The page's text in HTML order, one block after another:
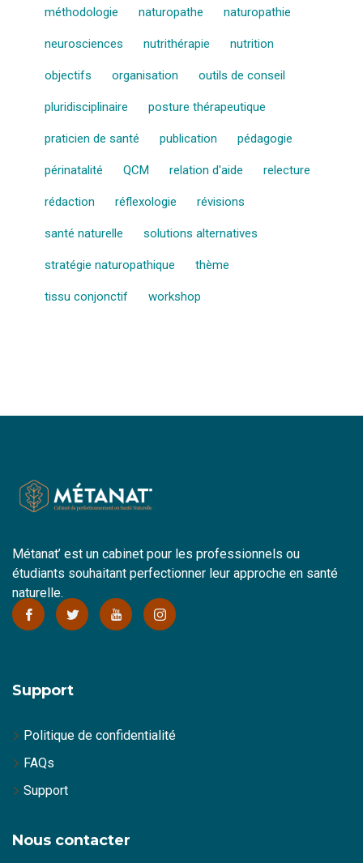
méthodologie naturopathe naturopathie
neurosciences nutrithérapie nutrition
objectifs organisation outils de conseil
pluridisciplinaire posture thérapeutique
praticien de santé publication pédagogie
périnatalité QCM relation d'aide relecture
rédaction réflexologie révisions
santé naturelle solutions alternatives
stratégie naturopathique thème
tissu conjonctif workshop
Métanat’ est un cabinet pour les professionnels ou
étudiants souhaitant perfectionner leur approche en santé
naturelle.
Support
Politique de confidentialité
FAQs
Support
Nous contacter